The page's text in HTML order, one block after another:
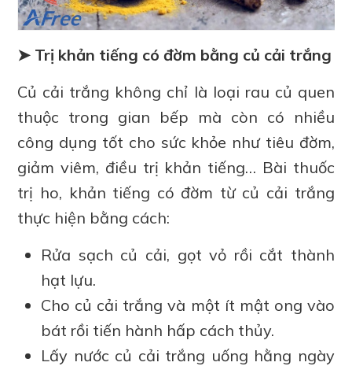
➤ Trị khản tiếng có đờm bằng củ cải trắng
Củ cải trắng không chỉ là loại rau củ quen
thuộc trong gian bếp mà còn có nhiều
công dụng tốt cho sức khỏe như tiêu đờm,
giảm viêm, điều trị khản tiếng… Bài thuốc
trị ho, khản tiếng có đờm từ củ cải trắng
thực hiện bằng cách:
Rửa sạch củ cải, gọt vỏ rồi cắt thành
hạt lựu.
Cho củ cải trắng và một ít mật ong vào
bát rồi tiến hành hấp cách thủy.
Lấy nước củ cải trắng uống hằng ngày